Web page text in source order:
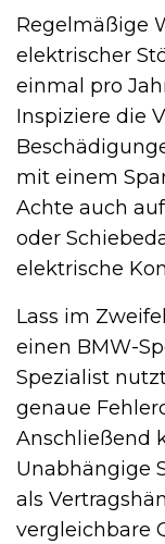
Regelmäßige
elektrischer
einmal pro
Inspiziere die
mit einem
Achte auch
oder
elektrische
Lass im
einen BMW-
Spezialist
genaue
Anschließend
Unabhängige
als
vergleichbare